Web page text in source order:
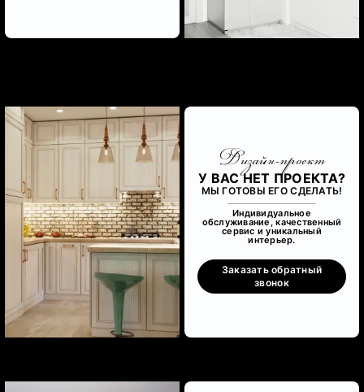
Дизайн-проект
У ВАС НЕТ ПРОЕКТА?
МЫ ГОТОВЫ ЕГО СДЕЛАТЬ!
Индивидуальное
обслуживание, качественный
сервис и уникальный
интерьер.
Заказать обратный
звонок